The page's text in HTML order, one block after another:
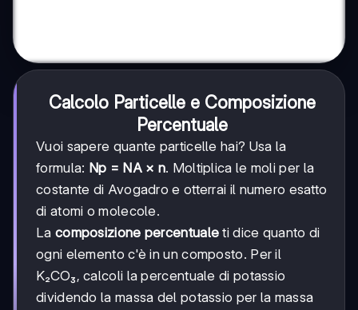
Calcolo Particelle e Composizione
Percentuale
Vuoi sapere quante particelle hai? Usa la
formula: Np = NA × n. Moltiplica le moli per la
costante di Avogadro e otterrai il numero esatto
di atomi o molecole.
La composizione percentuale ti dice quanto di
ogni elemento c'è in un composto. Per il
K₂CO₃, calcoli la percentuale di potassio
dividendo la massa del potassio per la massa